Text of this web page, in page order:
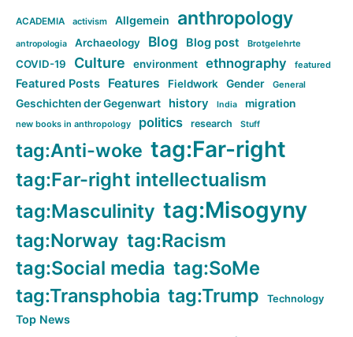
ACADEMIA activism Allgemein anthropology
antropologia Archaeology Blog Blog post Brotgelehrte
COVID-19 Culture environment ethnography featured
Featured Posts Features Fieldwork Gender General
Geschichten der Gegenwart history India migration
new books in anthropology politics research Stuff
tag:Anti-woke tag:Far-right
tag:Far-right intellectualism
tag:Masculinity tag:Misogyny
tag:Norway tag:Racism
tag:Social media tag:SoMe
tag:Transphobia tag:Trump Technology
Top News